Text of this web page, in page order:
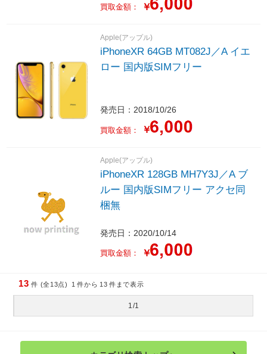
買取金額： ￥
Apple(アップル)
iPhoneXR 64GB MT082J／A イエ
ロー 国内版SIMフリー
発売日：2018/10/26
買取金額： ￥
Apple(アップル)
iPhoneXR 128GB MH7Y3J／A ブ
ルー 国内版SIMフリー アクセ同
梱無
発売日：2020/10/14
買取金額： ￥
13 件 (全13点) 1 件から 13 件まで表示
1/1